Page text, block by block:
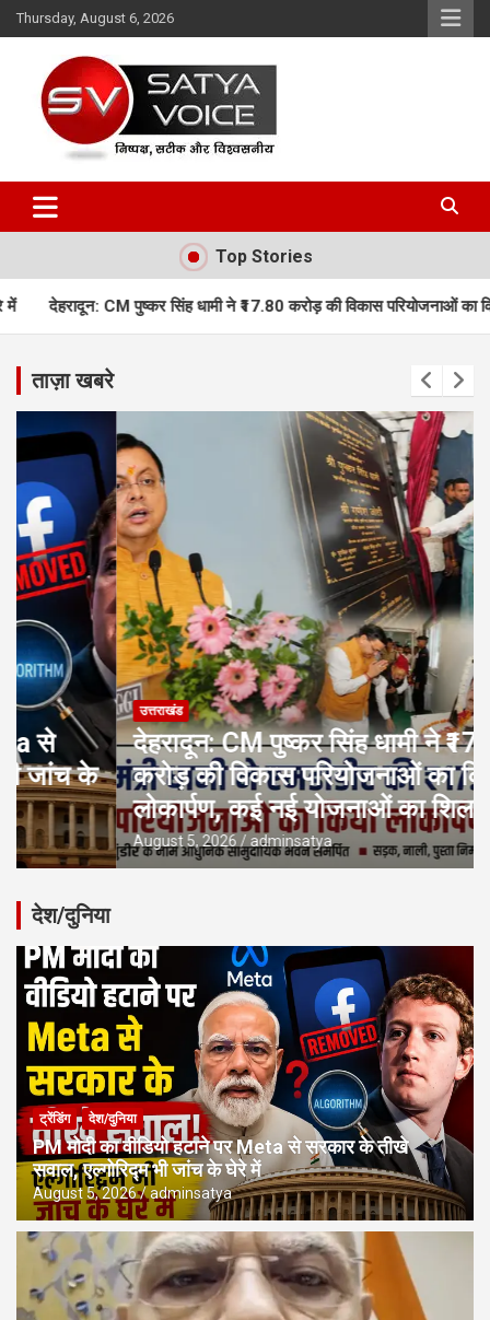
Skip
to
Thursday, August 6, 2026
Satya Voice
Top Stories
सिंह धामी ने ₹17.80 करोड़ की विकास परियोजनाओं का किया लोकार्पण, कई नई
ताज़ा खबरे
उत्तराखंड
देहरादून: CM पुष्कर सिंह धामी ने ₹17.80
करोड़ की विकास परियोजनाओं का किया
लोकार्पण, कई नई योजनाओं का शिलान्यास
August 5, 2026 adminsatya
देश/दुनिया
ट्रेंडिंग देश/दुनिया
PM मोदी का वीडियो हटाने पर Meta से सरकार के तीखे
सवाल, एल्गोरिद्म भी जांच के घेरे में
August 5, 2026 adminsatya